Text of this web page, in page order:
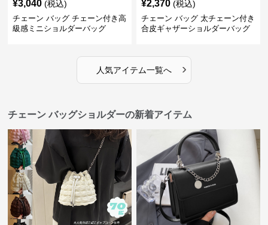
¥3,040 (税込)
チェーン バッグ チェーン付き高
級感ミニショルダーバッグ
¥2,370 (税込)
チェーン バッグ 太チェーン付き
合皮ギャザーショルダーバッグ
人気アイテム一覧へ ›
チェーン バッグショルダーの新着アイテム